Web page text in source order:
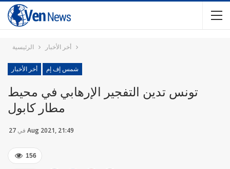
الرئيسية أخر الأخبار
أخر الأخبار شمس إف إم
تونس تدين التفجير الإرهابي في محيط
مطار كابول
في 27 Aug 2021, 21:49
156